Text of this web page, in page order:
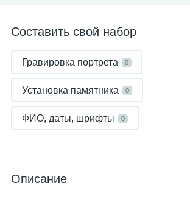
Составить свой набор
Гравировка портрета 0
Установка памятника 0
ФИО, даты, шрифты 0
Описание